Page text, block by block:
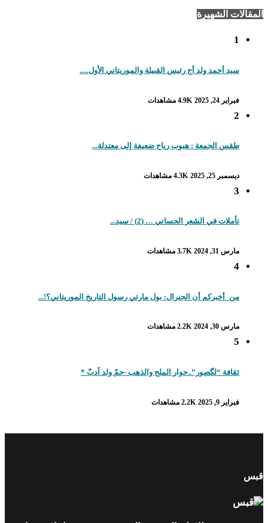
المقالات الشهيرة
1
سيد أحمد ولد أج رئيس القبيلة والموريتاني الأول.....
فبراير 24, 2025 4.9K مشاهدات
2
طقس الجمعة : هبوب رياح ضعيفة إلى معتدلة...
ديسمبر 25, 2025 4.3K مشاهدات
3
تأملات في الشعر الحساني … (2) / سيد...
مارس 31, 2024 3.7K مشاهدات
4
من_أخبركم أن الجنرال: بول مارتي رسول التاريخ الموريتاني؟!...
مارس 30, 2024 2.2K مشاهدات
5
ثقافة “لگصور”..حوار الملح والذهب -حمّ ولد آدبّ *
فبراير 9, 2025 2.2K مشاهدات
قبس